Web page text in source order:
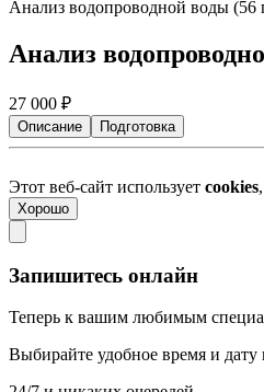
Анализ водопроводной воды (56
Анализ
27 000 ₽
Описание Подготовка
Этот веб-сайт использует cookies
Хорошо
Запишитесь онлайн
Теперь к вашим любимым
Выбирайте удобное время и